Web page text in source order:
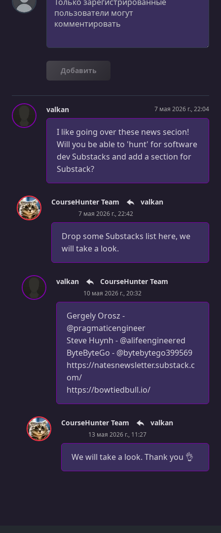
Добавить
valkan 7 мая 2026 г., 22:04
I like going over these news secion!
Will you be able to 'hunt' for software
dev Substacks and add a section for
Substack?
CourseHunter Team valkan
7 мая 2026 г., 22:42
Drop some Substacks list here, we
will take a look.
valkan CourseHunter Team
10 мая 2026 г., 20:32
Gergely Orosz -
@pragmaticengineer
Steve Huynh - @alifeengineered
ByteByteGo - @bytebytego399569
https://natesnewsletter.substack.c
om/
https://bowtiedbull.io/
CourseHunter Team valkan
13 мая 2026 г., 11:27
We will take a look. Thank you 👌